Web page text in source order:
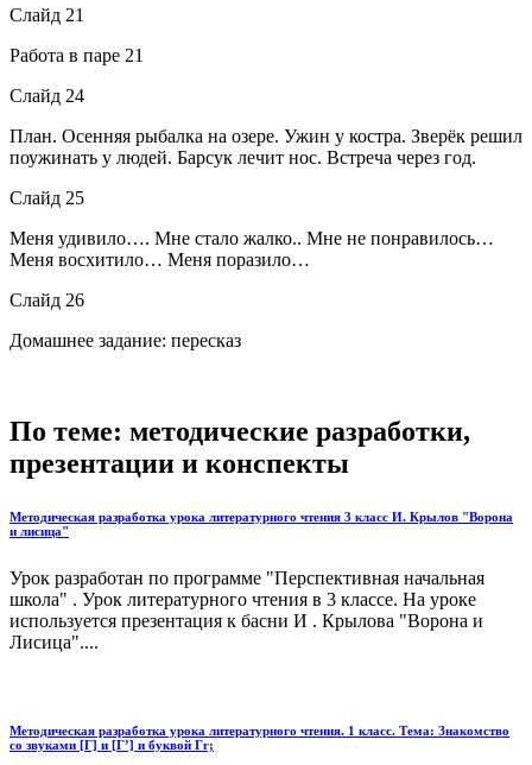
Слайд 21
Работа в паре 21
Слайд 24
План. Осенняя рыбалка на озере. Ужин у костра. Зверёк решил
поужинать у людей. Барсук лечит нос. Встреча через год.
Слайд 25
Меня удивило…. Мне стало жалко.. Мне не понравилось…
Меня восхитило… Меня поразило…
Слайд 26
Домашнее задание: пересказ
По теме: методические разработки,
презентации и конспекты
Методическая разработка урока литературного чтения 3 класс И. Крылов "Ворона
и лисица"
Урок разработан по программе "Перспективная начальная
школа" . Урок литературного чтения в 3 классе. На уроке
используется презентация к басни И . Крылова "Ворона и
Лисица"....
Методическая разработка урока литературного чтения. 1 класс. Тема: Знакомство
со звуками [Г] и [Г’] и буквой Гг;